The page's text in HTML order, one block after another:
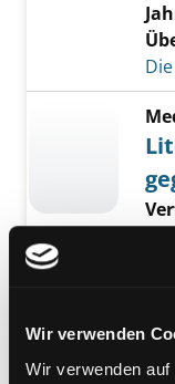
Wir verwenden
Wir verwenden